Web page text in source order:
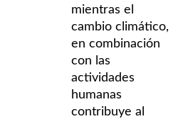
mientras el
cambio climático,
en combinación
con las
actividades
humanas
contribuye al